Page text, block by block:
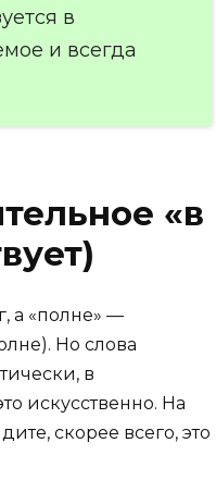
в
и всегда
«в
а «полне» —
Но слова
в
искусственно. На
скорее всего, это